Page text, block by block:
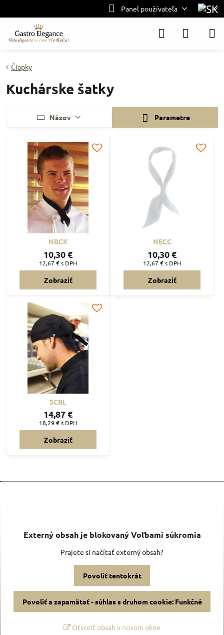
Panel používateľa
Čiapky
Kuchárske šatky
Názov Parametre
NBCK
10,30 €
12,67 €s DPH
Zobraziť
NECC
10,30 €
12,67 €s DPH
Zobraziť
SCBL
14,87 €
18,29 €s DPH
Zobraziť
Externý obsah je blokovaný Voľbami súkromia
Prajete si načítať externý obsah?
Povoliť tentokrát
Povoliť a zapamätať - súhlas s druhom cookie: Funkčné
Otvoriť obsah v novom okne